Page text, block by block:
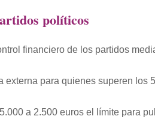
políticos
financiero de los partidos
externa para quienes superen los
a 2.500 euros el límite para